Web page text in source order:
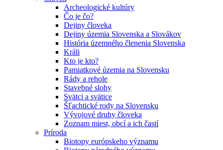
Archeologické kultúry
Čo je čo?
Dejiny človeka
Dejiny územia Slovenska a Slovákov
História územného členenia Slovenska
Králi
Kto je kto?
Pamiatkové územia na Slovensku
Rády a rehole
Stavebné slohy
Svätci a svätice
Šľachtické rody na Slovensku
Vývojové druhy človeka
Zoznam miest, obcí a ich častí
Príroda
Biotopy európskeho významu